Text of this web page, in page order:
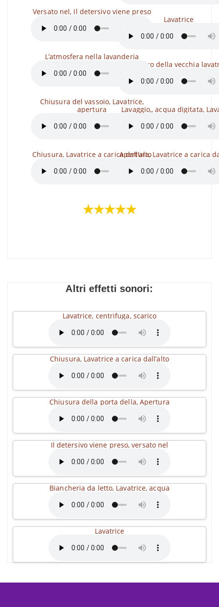
Versato nel, Il detersivo viene preso
L’atmosfera nella lavanderia
Chiusura del vassoio, Lavatrice,
apertura
Chiusura, Lavatrice a carica dall’alto
Lavatrice
Il lavoro della vecchia
Lavaggio,, acqua digitata,
Apertura, Lavatrice a carica
★★★★★
Altri effetti sonori:
Lavatrice, centrifuga, scarico
Chiusura, Lavatrice a carica dall’alto
Chiusura della porta della, Apertura
Il detersivo viene preso, versato nel
Biancheria da letto, Lavatrice, acqua
Lavatrice